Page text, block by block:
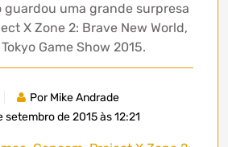
guardou uma grande surpresa
X Zone 2: Brave New World,
Game Show 2015.
Por Mike Andrade
setembro de 2015 às 12:21